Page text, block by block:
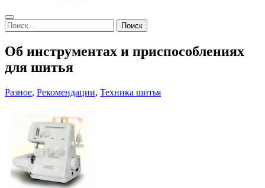
Search
Найти:
Об инструментах и приспособлениях
для шитья
Разное, Рекомендации, Техника шитья